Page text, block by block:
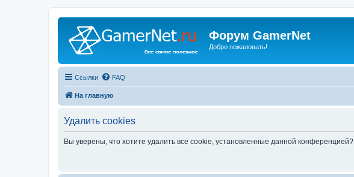
Форум GamerNet
Добро пожаловать!
Ссылки FAQ
На главную
Удалить cookies
Вы уверены, что хотите удалить все cookie, установленные данной конференцией?